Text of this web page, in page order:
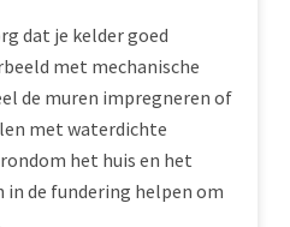
dat je kelder goed
met mechanische
de muren impregneren of
met waterdichte
het huis en het
in de fundering helpen om